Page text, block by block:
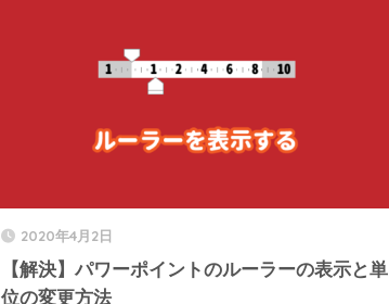
2020年4月2日
【解決】パワーポイントのルーラーの表示と単
位の変更方法